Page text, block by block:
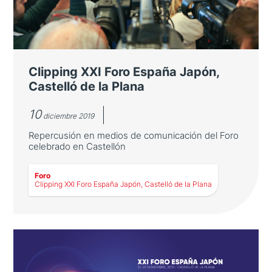
Un encuentro que será retransmitido en
streaming en España y en Japón para
explorar tendencias políticas y económicas
en el mundo que viene.
LEER MÁS
Clipping XXI Foro España Japón,
Castelló de la Plana
10diciembre 2019
Repercusión en medios de comunicación del Foro
celebrado en Castellón
Foro
Clipping XXI Foro España Japón, Castelló de la Plana
Clipping XXI Foro España Japón,
Castelló de la Plana